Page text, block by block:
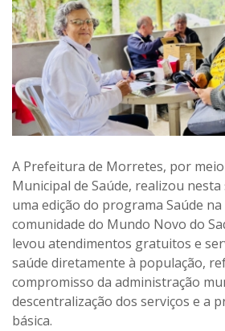
A Prefeitura de Morretes, por
Municipal de Saúde, realizou
uma edição do programa Saúde na
comunidade do Mundo Novo do
levou atendimentos gratuitos e
saúde diretamente à população,
compromisso da administração
descentralização dos serviços e a
básica.